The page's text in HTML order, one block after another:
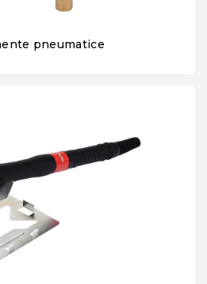
pneumatice